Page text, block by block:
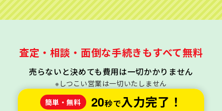
査定・相談・面倒な手続きもすべて無料
売らないと決めても費用は一切かかりません
※しつこい営業は一切いたしません
簡単・無料
20秒で入力完了！